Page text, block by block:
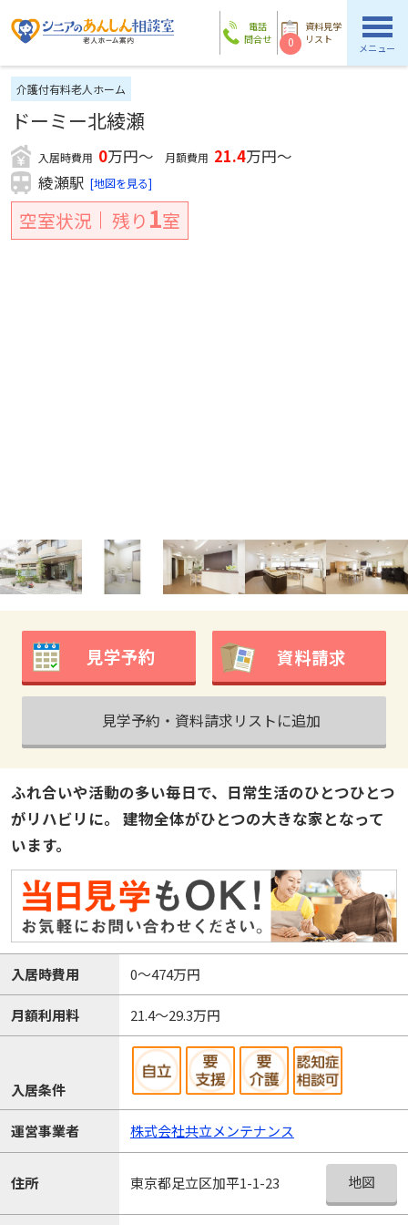
電話
問合せ
資料見学
リスト
0 メニュー
介護付有料老人ホーム
ドーミー北綾瀬
入居時費用 0万円～ 月額費用 21.4万円～
綾瀬駅 [地図を見る]
空室状況 残り 1室
見学予約 資料請求
見学予約・資料請求リストに追加
ふれ合いや活動の多い毎日で、日常生活のひとつひとつ
がリハビリに。 建物全体がひとつの大きな家となって
います。
入居時費用 0～474万円
月額利用料 21.4～29.3万円
入居条件
運営事業者 株式会社共立メンテナンス
住所 東京都足立区加平1-1-23 地図